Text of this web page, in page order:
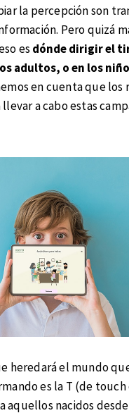
la percepción son
Pero quizá
es dónde dirigir el
adultos, o en los
en cuenta que los
a cabo estas
heredará el mundo
es la T (de
aquellos nacidos desde